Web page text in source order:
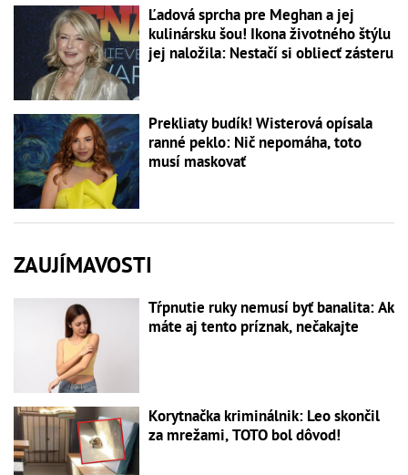
Ľadová sprcha pre Meghan a jej
kulinársku šou! Ikona životného štýlu
jej naložila: Nestačí si obliecť zásteru
Prekliaty budík! Wisterová opísala
ranné peklo: Nič nepomáha, toto
musí maskovať
ZAUJÍMAVOSTI
Tŕpnutie ruky nemusí byť banalita: Ak
máte aj tento príznak, nečakajte
Korytnačka kriminálnik: Leo skončil
za mrežami, TOTO bol dôvod!